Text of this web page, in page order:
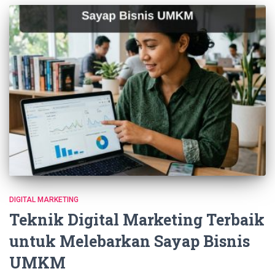
DIGITAL MARKETING
Teknik Digital Marketing Terbaik
untuk Melebarkan Sayap Bisnis
UMKM